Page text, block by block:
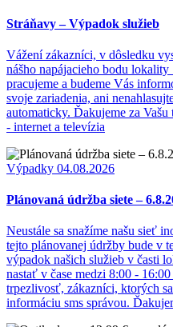
Stráňavy – Výpadok služieb
Vážení zákazníci, v dôsledku
nášho napájacieho bodu
pracujeme a budeme Vás
svoje zariadenia, ani
automaticky. Ďakujeme za
- internet a televízia
Výpadky 04.08.2026
Plánovaná údržba siete –
Neustále sa snažíme našu sieť
tejto plánovanej údržby bude v
výpadok našich služieb v časti
nastať v čase medzi 8:00 -
trpezlivosť, zákazníci, ktorých
informáciu sms správou.